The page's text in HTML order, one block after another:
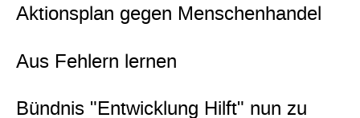
Aktionsplan gegen Menschenhandel
Aus Fehlern lernen
Bündnis "Entwicklung Hilft" nun zu